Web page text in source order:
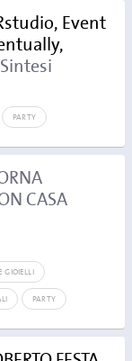
Event
PARTY
CASA
GIOIELLI
PARTY